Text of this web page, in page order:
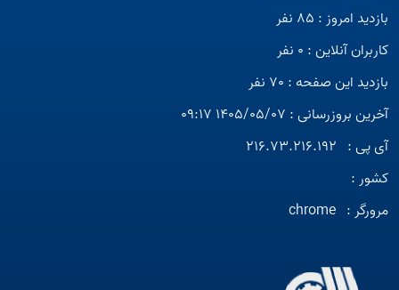
بازدید امروز : 85 نفر
کاربران آنلاین : 0 نفر
بازدید این صفحه : 70 نفر
آخرین بروزرسانی : 1405/05/07 09:17
آی پی : 216.73.216.192
کشور :
مرورگر : chrome